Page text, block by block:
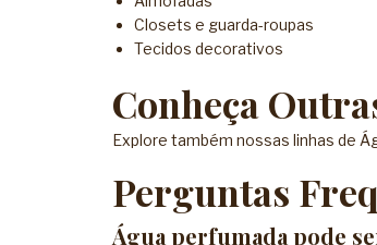
Closets e guarda-roupas
Tecidos decorativos
Conheça
Explore também nossas linhas de
Perguntas
Água perfumada pode